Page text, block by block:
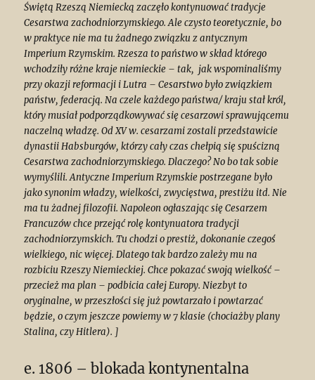
Świętą Rzeszą Niemiecką zaczęło kontynuować tradycje
Cesarstwa zachodniorzymskiego. Ale czysto teoretycznie, bo
w praktyce nie ma tu żadnego związku z antycznym
Imperium Rzymskim. Rzesza to państwo w skład którego
wchodziły różne kraje niemieckie – tak, jak wspominaliśmy
przy okazji reformacji i Lutra – Cesarstwo było związkiem
państw, federacją. Na czele każdego państwa/ kraju stał król,
który musiał podporządkowywać się cesarzowi sprawującemu
naczelną władzę. Od XV w. cesarzami zostali przedstawicie
dynastii Habsburgów, którzy cały czas chełpią się spuścizną
Cesarstwa zachodniorzymskiego. Dlaczego? No bo tak sobie
wymyślili. Antyczne Imperium Rzymskie postrzegane było
jako synonim władzy, wielkości, zwycięstwa, prestiżu itd. Nie
ma tu żadnej filozofii. Napoleon ogłaszając się Cesarzem
Francuzów chce przejąć rolę kontynuatora tradycji
zachodniorzymskich. Tu chodzi o prestiż, dokonanie czegoś
wielkiego, nic więcej. Dlatego tak bardzo zależy mu na
rozbiciu Rzeszy Niemieckiej. Chce pokazać swoją wielkość –
przecież ma plan – podbicia całej Europy. Niezbyt to
oryginalne, w przeszłości się już powtarzało i powtarzać
będzie, o czym jeszcze powiemy w 7 klasie (chociażby plany
Stalina, czy Hitlera). ]
e. 1806 – blokada kontynentalna